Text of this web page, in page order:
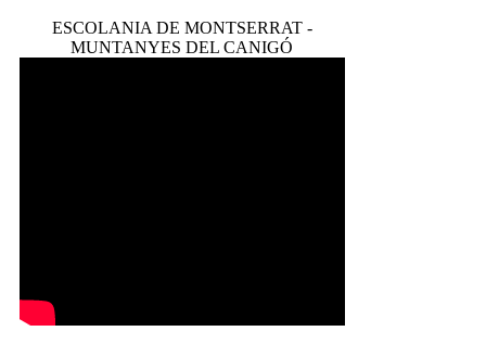
ESCOLANIA DE MONTSERRAT -
MUNTANYES DEL CANIGÓ